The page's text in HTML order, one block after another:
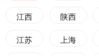
江西 陕西
江苏 上海